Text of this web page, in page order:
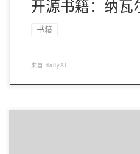
开源书籍：纳瓦
书籍
来自 dailyAI